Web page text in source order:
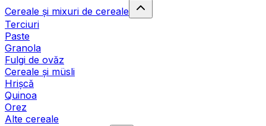
Cereale și mixuri de cereale
Terciuri
Paste
Granola
Fulgi de ovăz
Cereale și müsli
Hrișcă
Quinoa
Orez
Alte cereale